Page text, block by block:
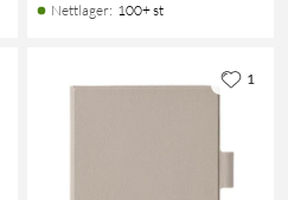
Nettlager: 100+ st
1